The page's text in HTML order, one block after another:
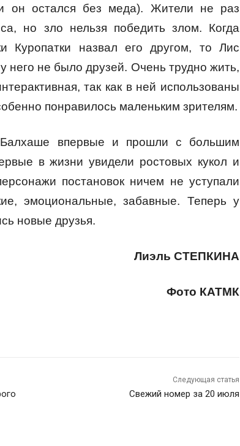
он остался без меда). Жители не раз
но зло нельзя победить злом. Когда
Куропатки назвал его другом, то Лис
него не было друзей. Очень трудно жить,
так как в ней использованы
понравилось маленьким зрителям.
Балхаше впервые и прошли с большим
в жизни увидели ростовых кукол и
постановок ничем не уступали
эмоциональные, забавные. Теперь у
новые друзья.
Лиэль СТЕПКИНА
Фото КАТМК
Следующая статья
Свежий номер за 20 июля